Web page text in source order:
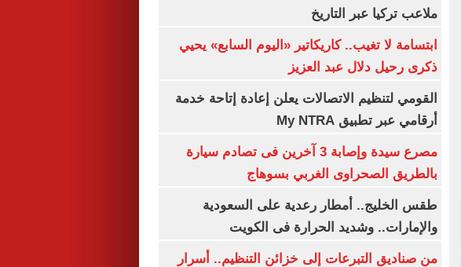
ملاعب تركيا عبر التاريخ
ابتسامة لا تغيب.. كاريكاتير «اليوم السابع» يحيي
ذكرى رحيل دلال عبد العزيز
القومي لتنظيم الاتصالات يعلن إعادة إتاحة خدمة
أرقامي عبر تطبيق My NTRA
مصرع سيدة وإصابة 3 آخرين فى تصادم سيارة
بالطريق الصحراوى الغربي بسوهاج
طقس الخليج.. أمطار رعدية على السعودية
والإمارات.. وشديد الحرارة فى الكويت
من صناديق التبرعات إلى خزائن التنظيم.. أسرار